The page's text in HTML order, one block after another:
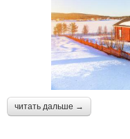
читать дальше →